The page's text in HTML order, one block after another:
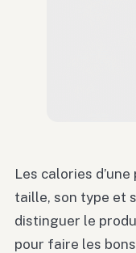
Les calories
taille, son type et
distinguer le
pour faire les